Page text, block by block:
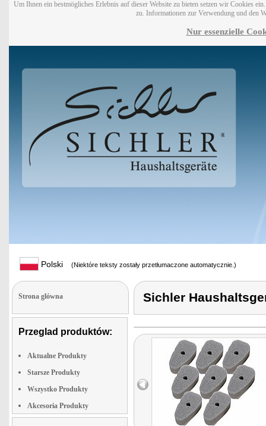
Um Ihnen ein bestmögliches Erlebnis auf dieser Website zu bieten setzen wir Cookies
zu. Informationen zur Verwendung und den
Nur essenzielle
Polski (Niektóre teksty zostały przetłumaczone automatycznie.)
Strona glówna
Przeglad produktów:
Aktualne Produkty
Starsze Produkty
Wszystko Produkty
Akcesoria Produkty
Sichler